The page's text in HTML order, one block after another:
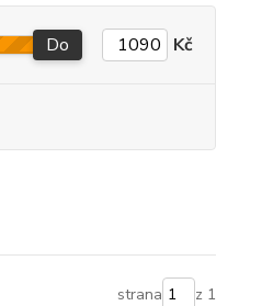
Do Kč
strana z 1